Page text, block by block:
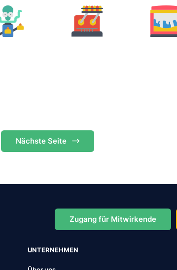
Nächste Seite
Zugang für Mitwirkende
UNTERNEHMEN